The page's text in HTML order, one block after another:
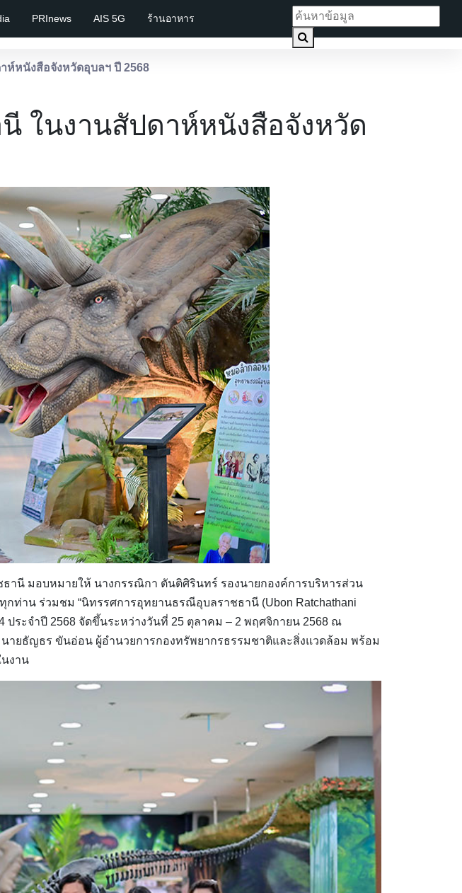
PRInews AIS 5G ร้านอาหาร
หนังสือจังหวัดอุบลฯ ปี 2568
ในงานสัปดาห์หนังสือจังหวัด
านี มอบหมายให้ นางกรรณิกา ตันติศิรินทร์ รองนายกองค์การบริหารส่วน
าน ร่วมชม “นิทรรศการอุทยานธรณีอุบลราชธานี (Ubon Ratchathani
ประจำปี 2568 จัดขึ้นระหว่างวันที่ 25 ตุลาคม – 2 พฤศจิกายน 2568 ณ
ายธัญธร ขันอ่อน ผู้อำนวยการกองทรัพยากรธรรมชาติและสิ่งแวดล้อม พร้อม
งาน